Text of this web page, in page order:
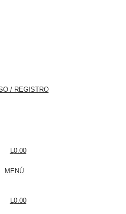
/ REGISTRO
L0.00
MENÚ
L0.00